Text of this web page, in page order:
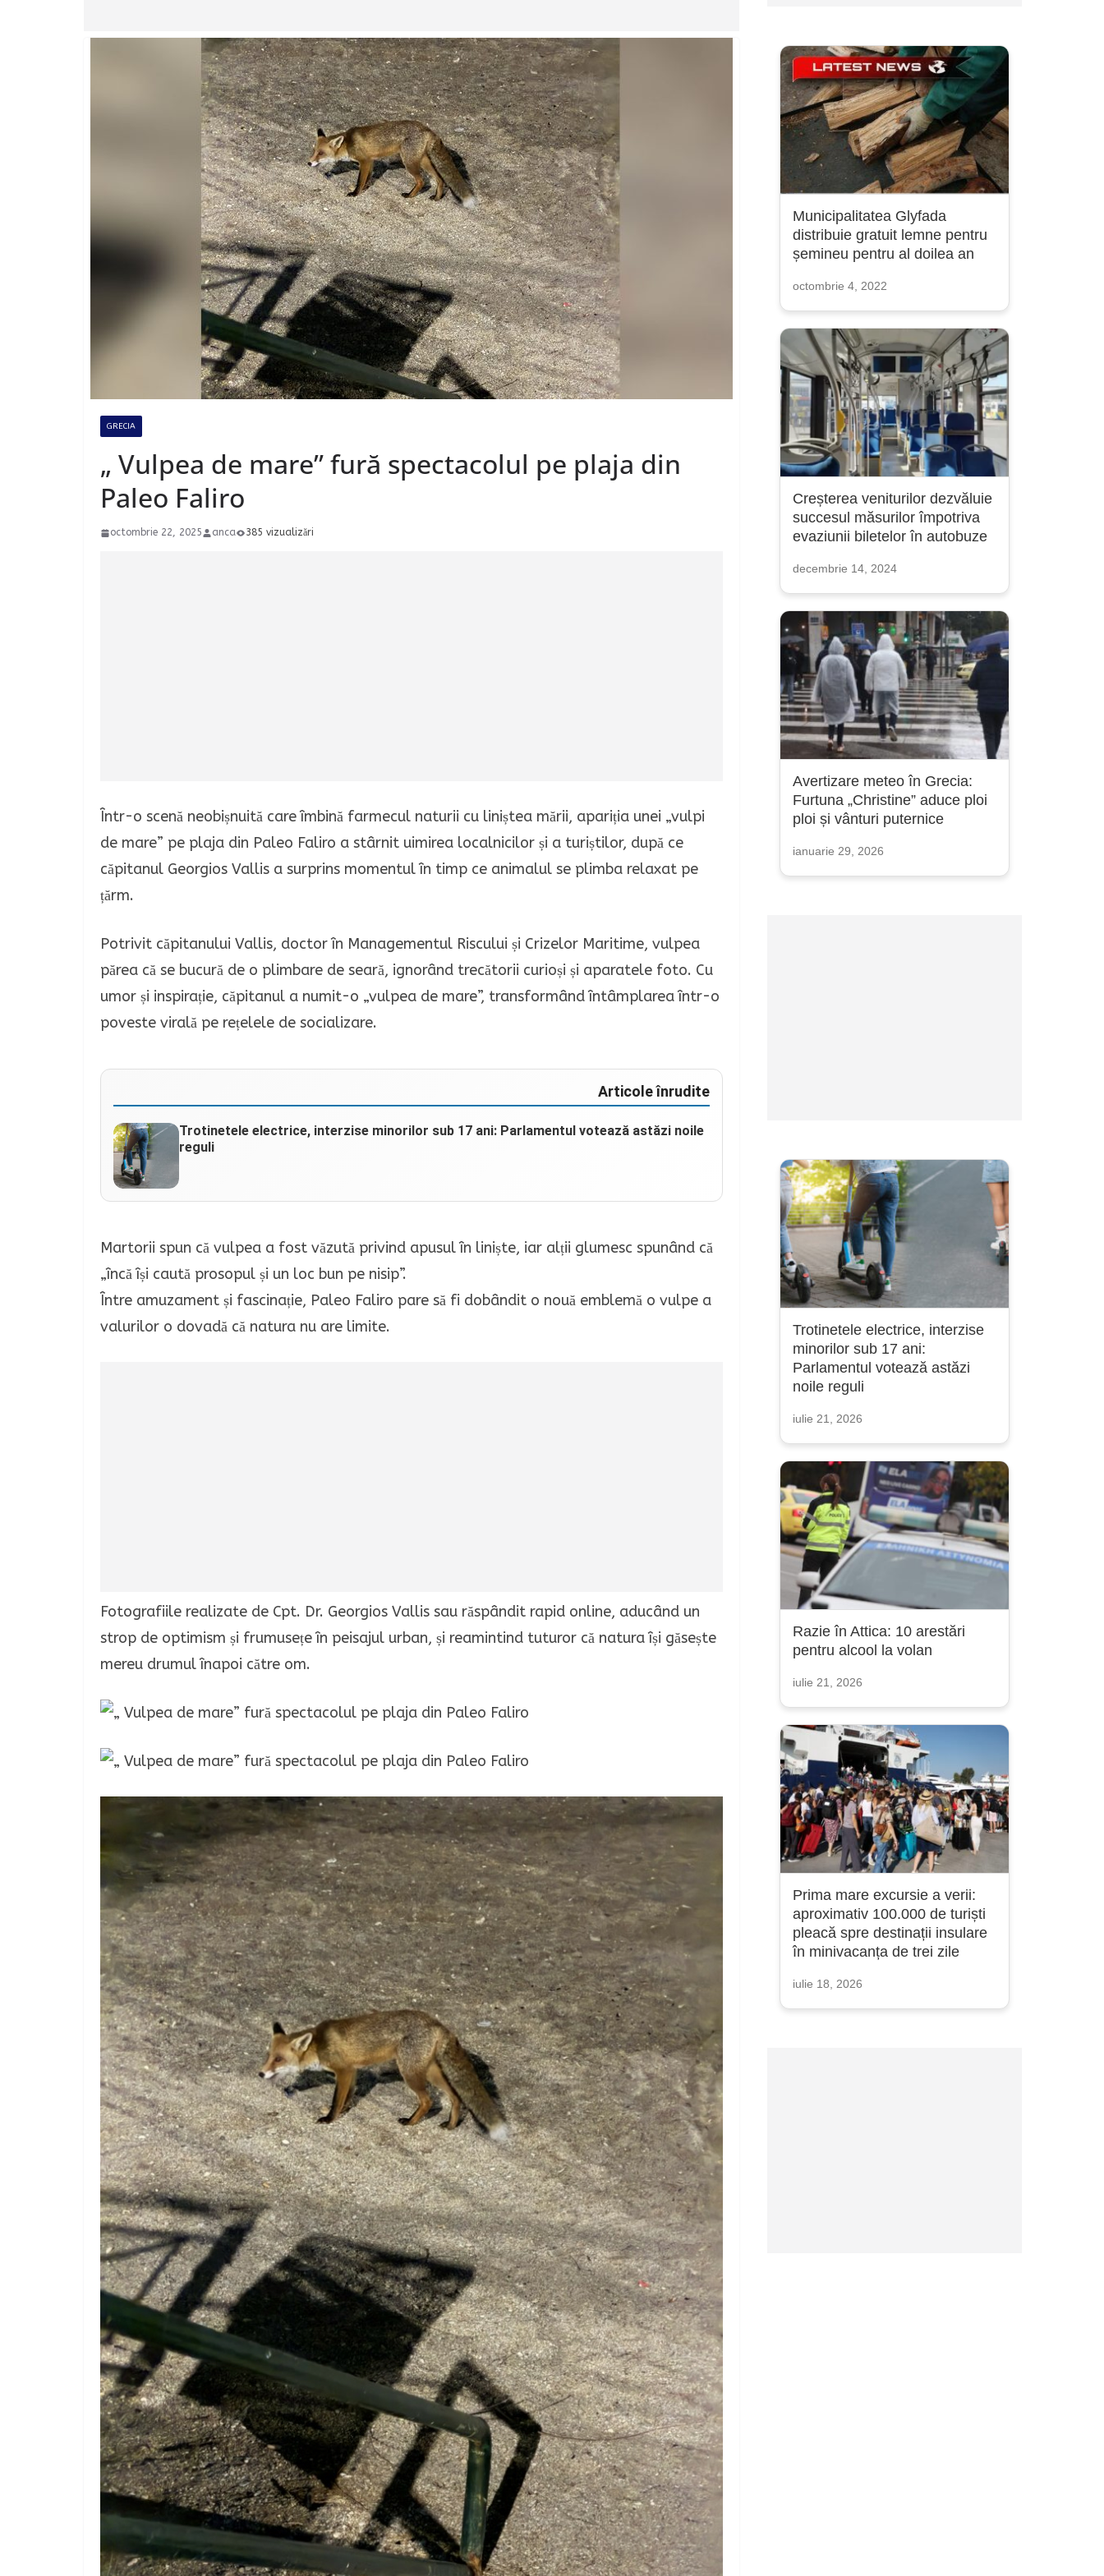
GRECIA
„ Vulpea de mare” fură spectacolul pe plaja din
Paleo Faliro
octombrie 22, 2025 anca 385 vizualizări
Într-o scenă neobișnuită care îmbină farmecul naturii cu liniștea mării, apariția unei „vulpi
de mare” pe plaja din Paleo Faliro a stârnit uimirea localnicilor și a turiștilor, după ce
căpitanul Georgios Vallis a surprins momentul în timp ce animalul se plimba relaxat pe
țărm.
Potrivit căpitanului Vallis, doctor în Managementul Riscului și Crizelor Maritime, vulpea
părea că se bucură de o plimbare de seară, ignorând trecătorii curioși și aparatele foto. Cu
umor și inspirație, căpitanul a numit-o „vulpea de mare”, transformând întâmplarea într-o
poveste virală pe rețelele de socializare.
Articole înrudite
Trotinetele electrice, interzise minorilor sub 17 ani: Parlamentul votează astăzi noile
reguli
Martorii spun că vulpea a fost văzută privind apusul în liniște, iar alții glumesc spunând că
„încă își caută prosopul și un loc bun pe nisip”.
Între amuzament și fascinație, Paleo Faliro pare să fi dobândit o nouă emblemă o vulpe a
valurilor o dovadă că natura nu are limite.
Fotografiile realizate de Cpt. Dr. Georgios Vallis sau răspândit rapid online, aducând un
strop de optimism și frumusețe în peisajul urban, și reamintind tuturor că natura își găsește
mereu drumul înapoi către om.
Municipalitatea Glyfada
distribuie gratuit lemne pentru
șemineu pentru al doilea an
octombrie 4, 2022
Creșterea veniturilor dezvăluie
succesul măsurilor împotriva
evaziunii biletelor în autobuze
decembrie 14, 2024
Avertizare meteo în Grecia:
Furtuna „Christine” aduce ploi
ploi și vânturi puternice
ianuarie 29, 2026
Trotinetele electrice, interzise
minorilor sub 17 ani:
Parlamentul votează astăzi
noile reguli
iulie 21, 2026
Razie în Attica: 10 arestări
pentru alcool la volan
iulie 21, 2026
Prima mare excursie a verii:
aproximativ 100.000 de turiști
pleacă spre destinații insulare
în minivacanța de trei zile
iulie 18, 2026